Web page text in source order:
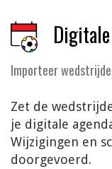
Importeer
Zet de
je digitale
Wijzigingen en
doorgevoerd.